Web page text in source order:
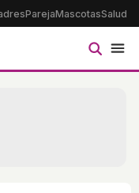
ParejaMascotasSalud